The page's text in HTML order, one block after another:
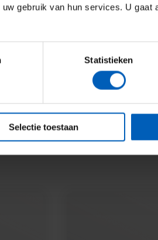
gebruik van hun services. U gaat
Statistieken
Selectie toestaan
downward, or vertical bridging
lifting solutions designed to
with customized booms, jibs, or
great depths, compact spaces,
partners like Sennebogen,